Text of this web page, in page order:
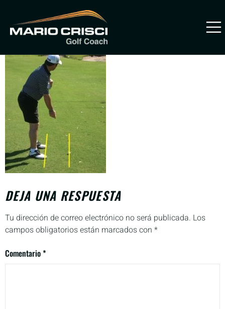
PREVENIR
LESIONES
PitchingLesson1
DEJA UNA RESPUESTA
Tu dirección de correo electrónico no será publicada. Los
campos obligatorios están marcados con *
Comentario*